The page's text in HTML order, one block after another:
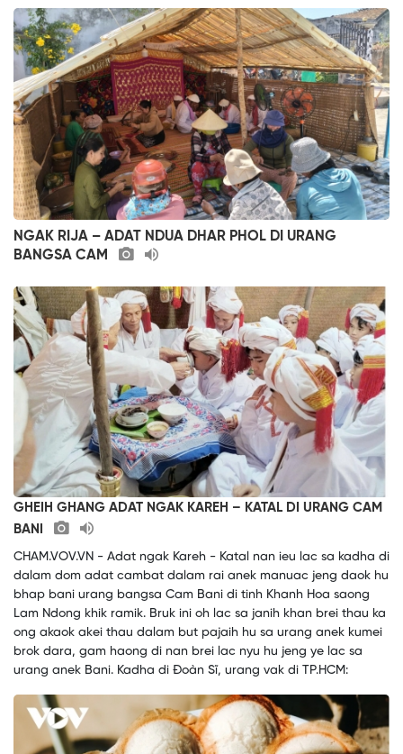
NGAK RIJA – ADAT NDUA DHAR PHOL DI URANG
BANGSA CAM
GHEIH GHANG ADAT NGAK KAREH – KATAL DI URANG CAM
BANI
CHAM.VOV.VN - Adat ngak Kareh - Katal nan ieu lac sa kadha di
dalam dom adat cambat dalam rai anek manuac jeng daok hu
bhap bani urang bangsa Cam Bani di tinh Khanh Hoa saong
Lam Ndong khik ramik. Bruk ini oh lac sa janih khan brei thau ka
ong akaok akei thau dalam but pajaih hu sa urang anek kumei
brok dara, gam haong di nan brei lac nyu hu jeng ye lac sa
urang anek Bani. Kadha di Đoàn Sĩ, urang vak di TP.HCM: